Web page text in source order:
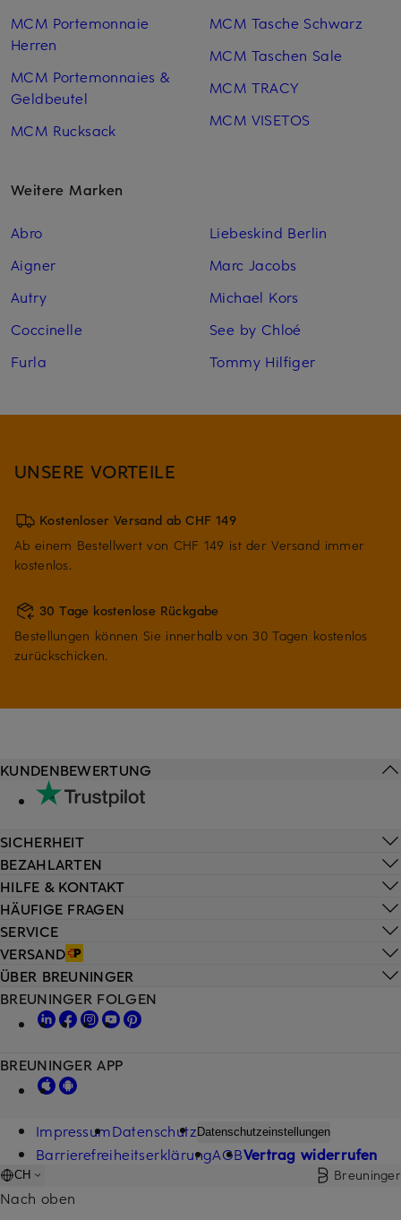
MCM Portemonnaie
Herren
MCM Portemonnaies &
Geldbeutel
MCM Rucksack
MCM Tasche Schwarz
MCM Taschen Sale
MCM TRACY
MCM VISETOS
Weitere Marken
Abro
Aigner
Autry
Coccinelle
Furla
Liebeskind Berlin
Marc Jacobs
Michael Kors
See by Chloé
Tommy Hilfiger
UNSERE VORTEILE
Kostenloser Versand ab CHF 149
Ab einem Bestellwert von CHF 149 ist der Versand immer
kostenlos.
30 Tage kostenlose Rückgabe
Bestellungen können Sie innerhalb von 30 Tagen kostenlos
zurückschicken.
HILFE & KONTAKT
HÄUFIGE FRAGEN
SERVICE
VERSAND
KUNDENBEWERTUNG
SICHERHEIT
BEZAHLARTEN
ÜBER BREUNINGER
BREUNINGER FOLGEN
BREUNINGER APP
ImpressumDatenschutz Datenschutzeinstellungen
BarrierefreiheitserklärungAGBVertrag widerrufen
CH Breuninger
Nach oben